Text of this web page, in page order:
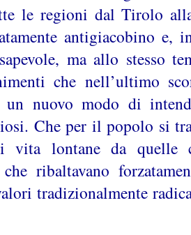
le regioni dal Tirolo
antigiacobino e,
ma allo stesso
che nell’ultimo
un nuovo modo di
Che per il popolo si
lontane da quelle
che ribaltavano
tradizionalmente